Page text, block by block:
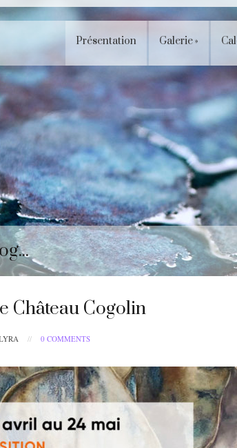
Présentation Galerie»
Château Cogolin
// 0 COMMENTS